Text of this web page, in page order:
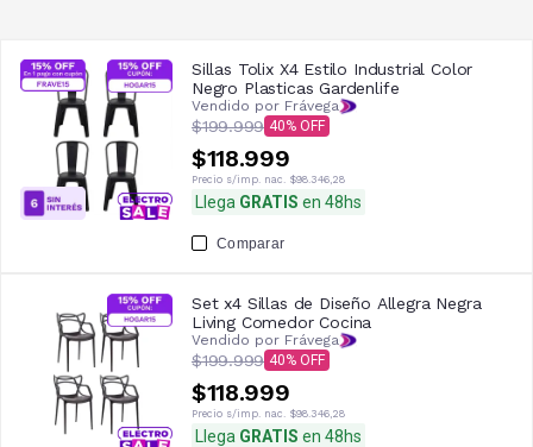
Sillas Tolix X4 Estilo Industrial Color
Negro Plasticas Gardenlife
Vendido por Frávega
$199.999 40
$118.999
Precio s/imp. nac. $98.346,28
Llega GRATIS en 48hs
Comparar
Set x4 Sillas de Diseño Allegra Negra
Living Comedor Cocina
Vendido por Frávega
$199.999 40
$118.999
Precio s/imp. nac. $98.346,28
Llega GRATIS en 48hs